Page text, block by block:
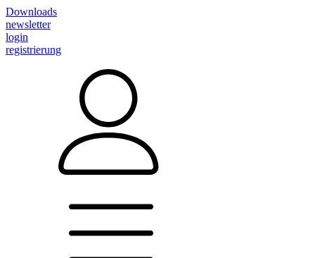
Downloads
newsletter
login
registrierung